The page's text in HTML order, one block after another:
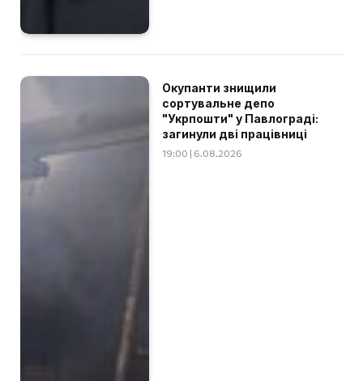
Окупанти знищили
сортувальне депо
"Укрпошти" у Павлограді:
загинули дві працівниці
19:00 | 6.08.2026